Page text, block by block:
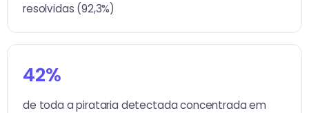
resolvidas (92,3%)
42%
de toda a pirataria detectada concentrada em